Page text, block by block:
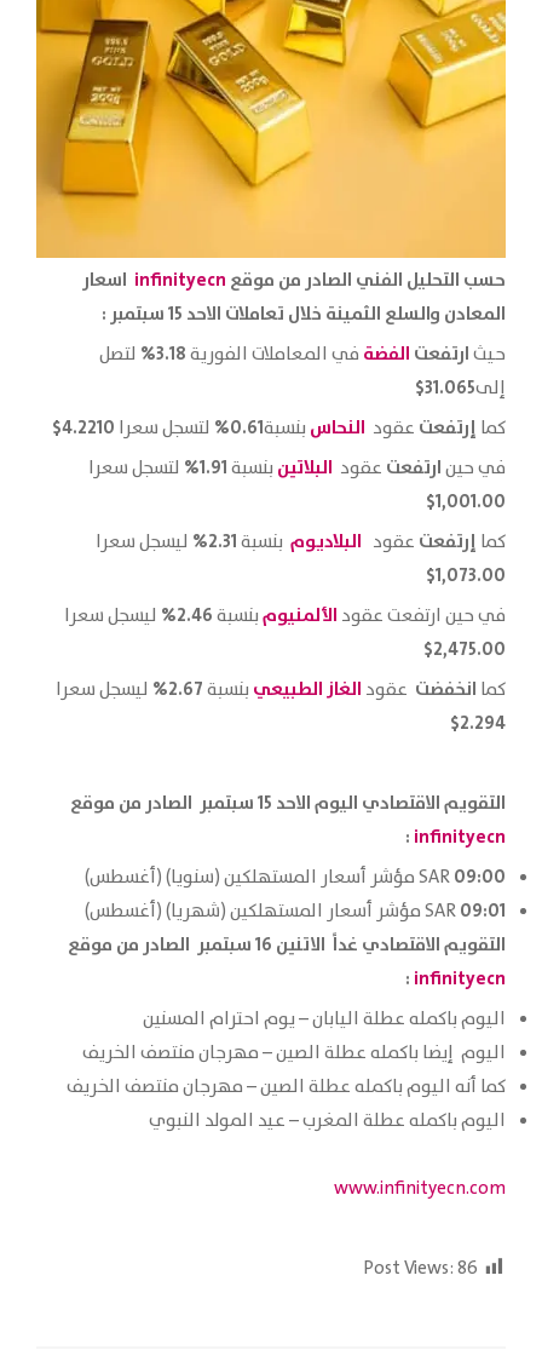
حسب التحليل الفني الصادر من موقع infinityecn اسعار
المعادن والسلع الثمينة خلال تعاملات الاحد 15 سبتمبر :
حيثارتفعت الفضة في المعاملات الفورية3.18%
لتصل
إلى31.065$
كما إرتفعت عقود النحاس بنسبة0.61% لتسجل سعرا 4.2210$
في حينارتفعت عقود البلاتين بنسبة لتسجل سعرا
1,001.00$
كما إرتفعت عقود البلاديوم بنسبة2.31% ليسجل سعرا
1,073.00$
في حين ارتفعتعقود الألمنيومبنسبة2.46% ليسجل سعرا
2,475.00$
كما انخفضت عقود الغاز الطبيعي بنسبة2.67% ليسجل سعرا
2.294$
التقويم الاقتصادي اليوم الاحد 15 سبتمبر الصادر من موقع
infinityecn
:
09:00
09:01
التقويم الاقتصادي غداً الاتنين 16 سبتمبر الصادر من موقع
infinityecn
:
اليوم باكمله عطلة اليابان – يوم احترام المسنين
اليوم إيضا باكمله عطلة الصين – مهرجان منتصف الخريف
كما أنه اليوم باكمله عطلة الصين – مهرجان منتصف الخريف
اليوم باكمله عطلة المغرب – عيد المولد النبوي
www.infinityecn.com
Post Views:86